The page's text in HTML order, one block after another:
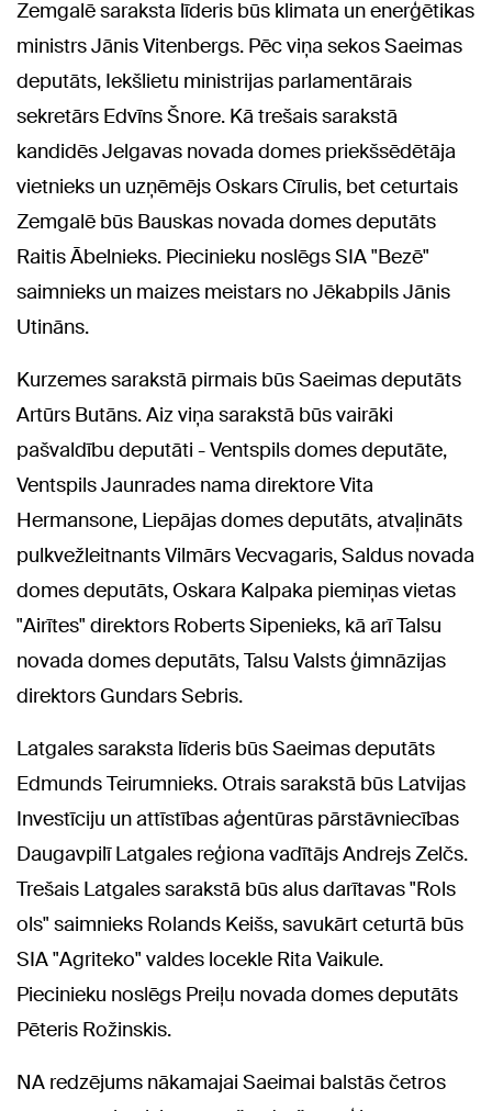
Zemgalē saraksta līderis būs klimata un enerģētikas
ministrs Jānis Vitenbergs. Pēc viņa sekos Saeimas
deputāts, Iekšlietu ministrijas parlamentārais
sekretārs Edvīns Šnore. Kā trešais sarakstā
kandidēs Jelgavas novada domes priekšsēdētāja
vietnieks un uzņēmējs Oskars Cīrulis, bet ceturtais
Zemgalē būs Bauskas novada domes deputāts
Raitis Ābelnieks. Piecinieku noslēgs SIA "Bezē"
saimnieks un maizes meistars no Jēkabpils Jānis
Utināns.
Kurzemes sarakstā pirmais būs Saeimas deputāts
Artūrs Butāns. Aiz viņa sarakstā būs vairāki
pašvaldību deputāti - Ventspils domes deputāte,
Ventspils Jaunrades nama direktore Vita
Hermansone, Liepājas domes deputāts, atvaļināts
pulkvežleitnants Vilmārs Vecvagaris, Saldus novada
domes deputāts, Oskara Kalpaka piemiņas vietas
"Airītes" direktors Roberts Sipenieks, kā arī Talsu
novada domes deputāts, Talsu Valsts ģimnāzijas
direktors Gundars Sebris.
Latgales saraksta līderis būs Saeimas deputāts
Edmunds Teirumnieks. Otrais sarakstā būs Latvijas
Investīciju un attīstības aģentūras pārstāvniecības
Daugavpilī Latgales reģiona vadītājs Andrejs Zelčs.
Trešais Latgales sarakstā būs alus darītavas "Rols
ols" saimnieks Rolands Keišs, savukārt ceturtā būs
SIA "Agriteko" valdes locekle Rita Vaikule.
Piecinieku noslēgs Preiļu novada domes deputāts
Pēteris Rožinskis.
NA redzējums nākamajai Saeimai balstās četros